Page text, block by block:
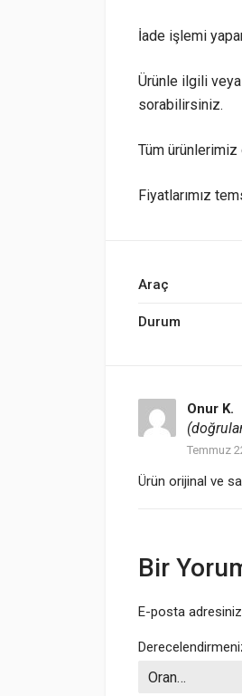
İade işlemi
Ürünle ilgili
sorabilirsiniz.
Tüm ürünlerimiz
Fiyatlarımız
Araç
Durum
Onur K.
Temmuz
Ürün orijinal ve
Bir
E-posta